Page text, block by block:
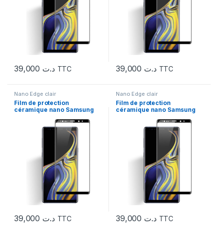
د.ت TTC د.ت TTC
Nano Edge clair
Film de protection
céramique nano Samsung
د.ت TTC
Nano Edge clair
Film de protection
céramique nano Samsung
د.ت TTC